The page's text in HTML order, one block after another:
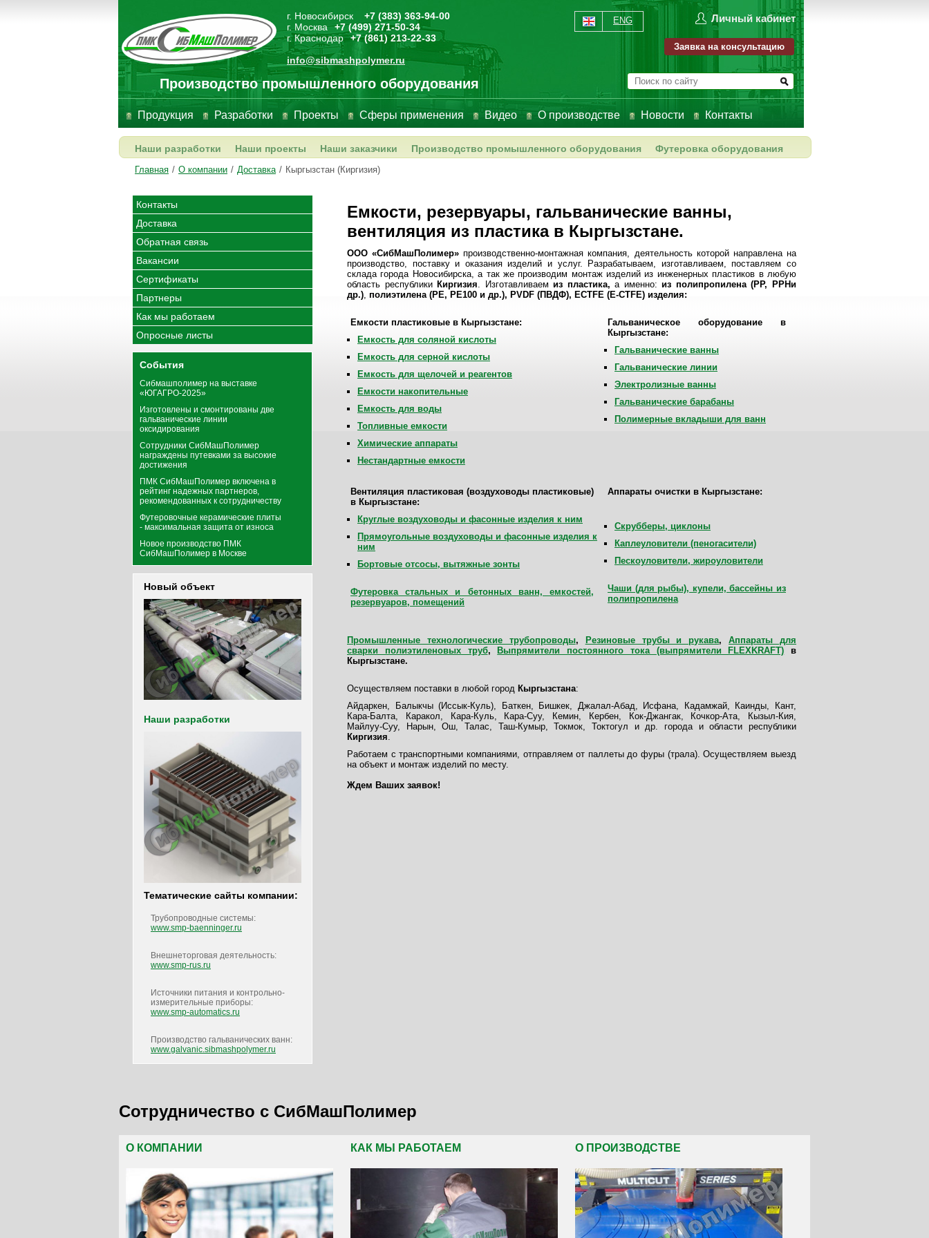
г. Новосибирск
+7 (383) 363-94-00
г. Москва
+7 (499) 271-50-34
г. Краснодар
+7 (861) 213-22-33
info@sibmashpolymer.ru
Производство промышленного оборудования
Личный кабинет
ENG
Заявка на консультацию
Продукция Разработки Проекты Сферы применения Видео О производстве Новости Контакты
Наши разработки Наши проекты Наши заказчики Производство промышленного оборудования Футеровка оборудования
Главная / О компании / Доставка / Кыргызстан (Киргизия)
Контакты
Доставка
Обратная связь
Вакансии
Сертификаты
Партнеры
Как мы работаем
Опросные листы
События
Сибмашполимер на выставке
«ЮГАГРО-2025»
Изготовлены и смонтированы две
гальванические линии
оксидирования
Сотрудники СибМашПолимер
награждены путевками за высокие
достижения
ПМК СибМашПолимер включена в
рейтинг надежных партнеров,
рекомендованных к сотрудничеству
Футеровочные керамические плиты
- максимальная защита от износа
Новое производство ПМК
СибМашПолимер в Москве
Новый объект
Наши разработки
Тематические сайты компании:
Трубопроводные системы:
www.smp-baenninger.ru
Внешнеторговая деятельность:
www.smp-rus.ru
Источники питания и контрольно-
измерительные приборы:
www.smp-automatics.ru
Производство гальванических ванн:
www.galvanic.sibmashpolymer.ru
Емкости, резервуары, гальванические ванны,
вентиляция из пластика в Кыргызстане.
ООО «СибМашПолимер»производственно-монтажная компания, деятельность которой направлена на
производство, поставку и оказания изделий и услуг. Разрабатываем, изготавливаем, поставляем со
склада города Новосибирска, а так же производим монтаж изделий из инженерных пластиков в любую
область республики Киргизия. Изготавливаемиз пластика,а именно: из полипропилена (PP, PPHи
др.), полиэтилена (PE, PE100 и др.), PVDF (ПВДФ), ECTFE (E-CTFE) изделия:
Емкости пластиковые в Кыргызстане:
Емкость для соляной кислоты
Емкость для серной кислоты
Емкость для щелочей и реагентов
Емкости накопительные
Емкость для воды
Топливные емкости
Химические аппараты
Нестандартные емкости
Гальваническое оборудование в
Кыргызстане:
Гальванические ванны
Гальванические линии
Электролизные ванны
Гальванические барабаны
Полимерные вкладыши для ванн
Вентиляция пластиковая (воздуховоды пластиковые)
в Кыргызстане:
Круглые воздуховоды и фасонные изделия к ним
Прямоугольные воздуховоды и фасонные изделия к
ним
Бортовые отсосы, вытяжные зонты
Футеровка стальных и бетонных ванн, емкостей,
резервуаров, помещений
Аппараты очистки в Кыргызстане:
Скрубберы, циклоны
Каплеуловители (пеногасители)
Пескоуловители, жироуловители
Чаши (для рыбы), купели, бассейны из
полипропилена
Промышленные технологические трубопроводы, Резиновые трубы и рукава,Аппараты для
сварки полиэтиленовых труб, Выпрямители постоянного тока (выпрямители FLEXKRAFT) в
Кыргызстане.
Осуществляем поставки в любой город Кыргызстана:
Айдаркен, Балыкчы (Иссык-Куль), Баткен, Бишкек, Джалал-Абад, Исфана, Кадамжай, Каинды, Кант,
Кара-Балта, Каракол, Кара-Куль, Кара-Суу, Кемин, Кербен, Кок-Джангак, Кочкор-Ата, Кызыл-Кия,
Майлуу-Суу, Нарын, Ош, Талас, Таш-Кумыр, Токмок, Токтогул и др. города и области республики
Киргизия.
Работаем с транспортными компаниями, отправляем от паллеты до фуры (трала). Осуществляем выезд
на объект и монтаж изделий по месту.
Ждем Ваших заявок!
Сотрудничество с СибМашПолимер
О КОМПАНИИ КАК МЫ РАБОТАЕМ О ПРОИЗВОДСТВЕ